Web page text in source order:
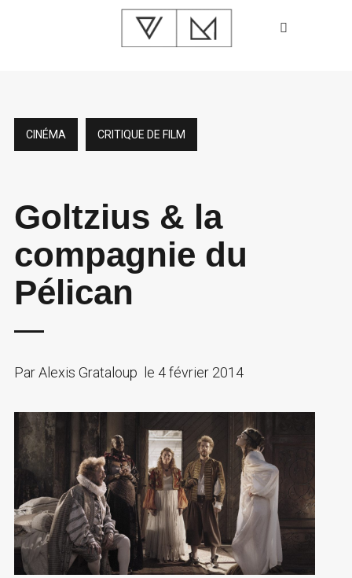
CINÉMA CRITIQUE DE FILM
Goltzius & la
compagnie du
Pélican
ParAlexis Grataloup le 4 février 2014